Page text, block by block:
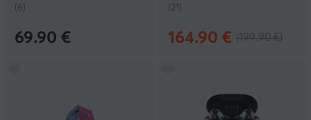
(6)
69.90 €
(21)
164.90 €